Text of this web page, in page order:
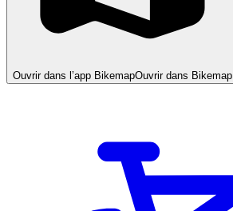
Ouvrir dans l’app BikemapOuvrir dans Bikemap